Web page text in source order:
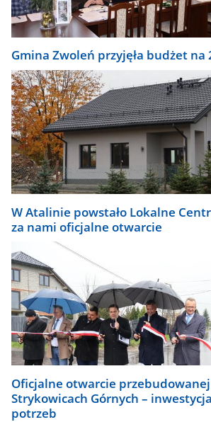
Gmina Zwoleń przyjęła budżet na
W Atalinie powstało Lokalne
za nami oficjalne otwarcie
Oficjalne otwarcie
Strykowicach Górnych –
potrzeb